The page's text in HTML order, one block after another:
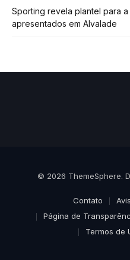
Sporting revela plantel para
apresentados em Alvalade
© 2026 ThemeSphere.
Contato
Página de
Termos de